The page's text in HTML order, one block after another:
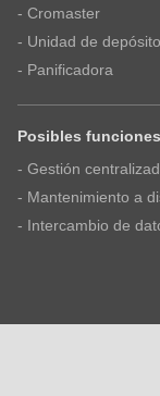
He tomado
- Cromaster
- Unidad de
- Panificadora
Posibles
- Gestión
- Mantenimiento a
- Intercambio de